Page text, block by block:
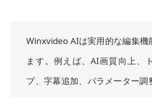
Winxvideo AIは実用的な編集機
ます。例えば、AI画質向上、
プ、字幕追加、パラメーター調